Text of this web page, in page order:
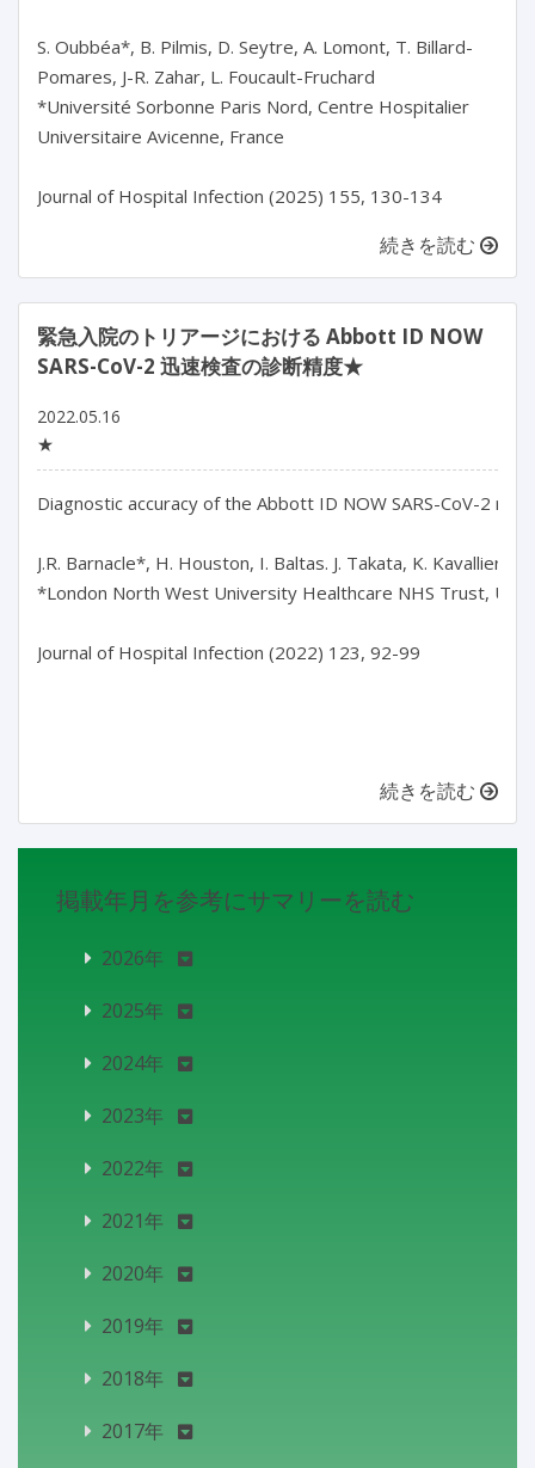
S. Oubbéa*, B. Pilmis, D. Seytre, A. Lomont, T. Billard-
Pomares, J-R. Zahar, L. Foucault-Fruchard
*Université Sorbonne Paris Nord, Centre Hospitalier
Universitaire Avicenne, France
続きを読む
緊急入院のトリアージにおける Abbott ID NOW
SARS-CoV-2 迅速検査の診断精度★
2022.05.16
★
Diagnostic accuracy of the Abbott ID NOW SARS-CoV-2
J.R. Barnacle*, H. Houston, I. Baltas. J. Takata, K.
*London North West University Healthcare NHS Trust, UK
Journal of Hospital Infection (2022) 123, 92-99
続きを読む
掲載年月を参考にサマリーを読む
2026年
2025年
2024年
2023年
2022年
2021年
2020年
2019年
2018年
2017年